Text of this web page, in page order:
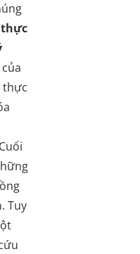
thực
Tuy